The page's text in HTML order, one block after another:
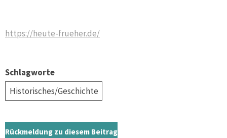
https://heute-frueher.de/
Schlagworte
Historisches/Geschichte
Rückmeldung zu diesem Beitrag